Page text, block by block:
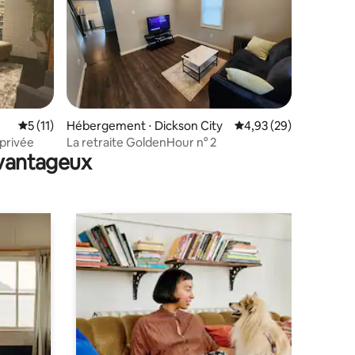
: 4,95 sur 5
Évaluation moyenne sur la base de 11 commentaires : 5 sur 5
5 (11)
Hébergement ⋅ Dickson City Évaluation moyenne
4,93 (29)
La retraite GoldenHour n° 2